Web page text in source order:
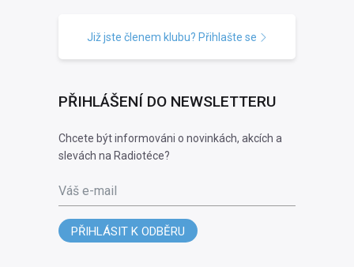
Již jste členem klubu? Přihlašte se
PŘIHLÁŠENÍ DO NEWSLETTERU
Chcete být informováni o novinkách, akcích a
slevách na Radiotéce?
Váš e-mail
PŘIHLÁSIT K ODBĚRU